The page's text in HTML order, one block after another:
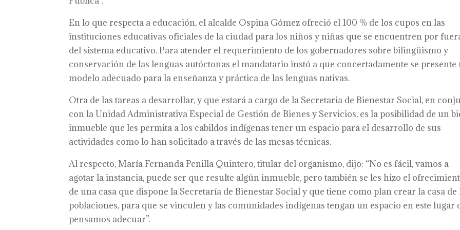
En lo que respecta a educación, el alcalde Ospina Gómez ofreció el 100 % de los cupos en las
instituciones educativas oficiales de la ciudad para los niños y niñas que se encuentren por
del sistema educativo. Para atender el requerimiento de los gobernadores sobre bilingüismo y
conservación de las lenguas autóctonas el mandatario instó a que concertadamente se presente
modelo adecuado para la enseñanza y práctica de las lenguas nativas.
Otra de las tareas a desarrollar, y que estará a cargo de la Secretaria de Bienestar Social, en
con la Unidad Administrativa Especial de Gestión de Bienes y Servicios, es la posibilidad de un
inmueble que les permita a los cabildos indígenas tener un espacio para el desarrollo de sus
actividades como lo han solicitado a través de las mesas técnicas.
Al respecto, María Fernanda Penilla Quintero, titular del organismo, dijo: “No es fácil, vamos a
agotar la instancia, puede ser que resulte algún inmueble, pero también se les hizo el
de una casa que dispone la Secretaría de Bienestar Social y que tiene como plan crear la casa de
poblaciones, para que se vinculen y las comunidades indígenas tengan un espacio en este lugar
pensamos adecuar”.